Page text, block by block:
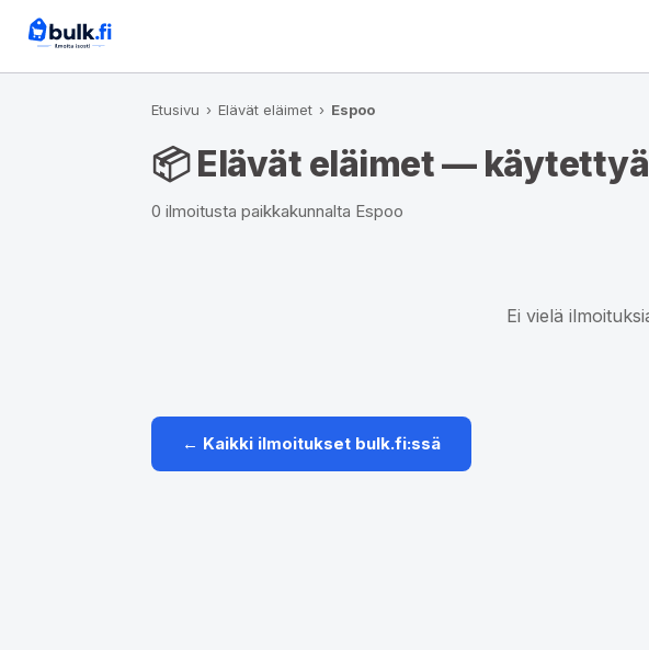
Etusivu › Elävät eläimet › Espoo
📦 Elävät eläimet —
0 ilmoitusta paikkakunnalta Espoo
Ei vielä
← Kaikki ilmoitukset bulk.fi:ssä